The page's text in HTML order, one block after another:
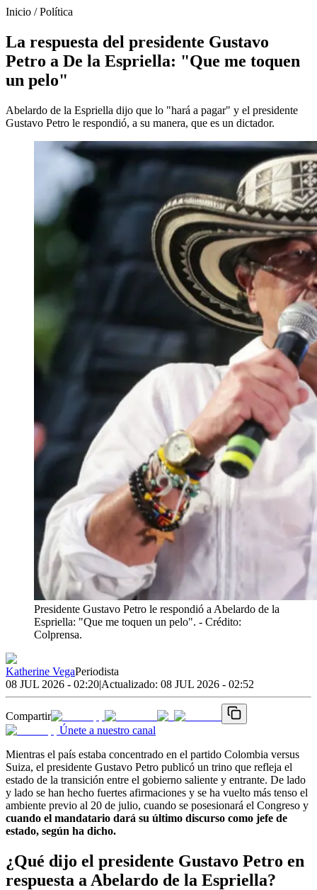
Inicio /Política
La respuesta del presidente Gustavo
Petro a De la Espriella: "Que me toquen
un pelo"
Abelardo de la Espriella dijo que lo "hará a pagar" y el presidente
Gustavo Petro le respondió, a su manera, que es un dictador.
Presidente Gustavo Petro le respondió a Abelardo de la
Espriella: "Que me toquen un pelo". - Crédito:
Colprensa.
Katherine VegaPeriodista
08 JUL 2026 - 02:20|Actualizado: 08 JUL 2026 - 02:52
Compartir
Únete a nuestro canal
Mientras el país estaba concentrado en el partido Colombia versus
Suiza, el presidente Gustavo Petro publicó un trino que refleja el
estado de la transición entre el gobierno saliente y entrante. De lado
y lado se han hecho fuertes afirmaciones y se ha vuelto más tenso el
ambiente previo al 20 de julio, cuando se posesionará el Congreso y
cuando el mandatario dará su último discurso como jefe de
estado, según ha dicho.
¿Qué dijo el presidente Gustavo Petro en
respuesta a Abelardo de la Espriella?